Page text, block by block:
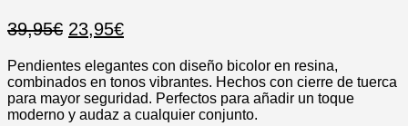
39,95€ El
original
era:
39,95€.
23,95€El
actual
es:
23,95€.
Pendientes elegantes con diseño bicolor en resina,
combinados en tonos vibrantes. Hechos con cierre de tuerca
para mayor seguridad. Perfectos para añadir un toque
moderno y audaz a cualquier conjunto.